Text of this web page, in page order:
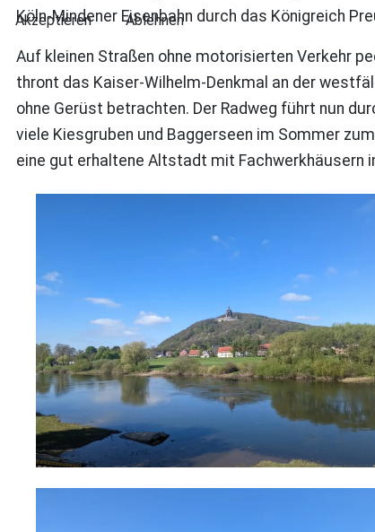
Köln-Mindener Eisenbahn durch das Königreich
Auf kleinen Straßen ohne motorisierten Verkehr
thront das Kaiser-Wilhelm-Denkmal an der
ohne Gerüst betrachten. Der Radweg führt nun
viele Kiesgruben und Baggerseen im Sommer
eine gut erhaltene Altstadt mit Fachwerkhäusern
Akzeptieren Ablehnen